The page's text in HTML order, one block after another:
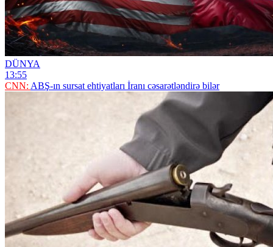
DÜNYA
13:55
CNN: ABŞ-ın sursat ehtiyatları İranı cəsarətləndirə bilər